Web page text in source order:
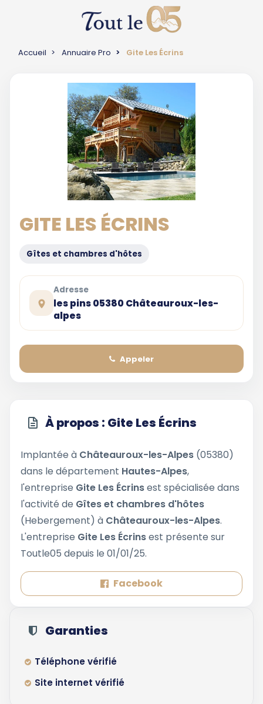
Accueil Annuaire Pro Gite Les Écrins
GITE LES ÉCRINS
Gîtes et chambres d'hôtes
Adresse
les pins 05380 Châteauroux-les-
alpes
Appeler
À propos : Gite Les Écrins
Implantée à Châteauroux-les-Alpes (05380)
dans le département Hautes-Alpes,
l'entreprise Gite Les Écrinsest spécialisée dans
l'activité de Gîtes et chambres d'hôtes
(Hebergement) à Châteauroux-les-Alpes.
L'entreprise Gite Les Écrinsest présente sur
Toutle05 depuis le 01/01/25.
Facebook
Garanties
Téléphone vérifié
Site internet vérifié